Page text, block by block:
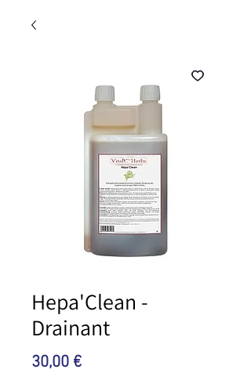
Hepa'Clean -
Drainant
30,00 €Prix